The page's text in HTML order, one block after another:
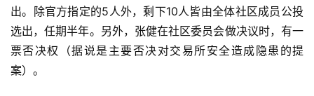
出。除官方指定的5人外，剩下10人皆由全体社区成员公投
选出，任期半年。另外，张健在社区委员会做决议时，有一
票否决权（据说是主要否决对交易所安全造成隐患的提
案）。